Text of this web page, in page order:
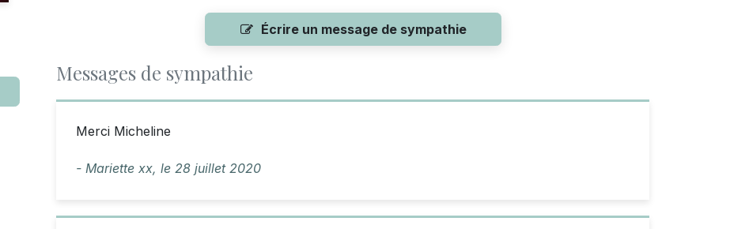
Écrire un message de sympathie
Messages de sympathie
Merci Micheline
- Mariette xx, le 28 juillet 2020